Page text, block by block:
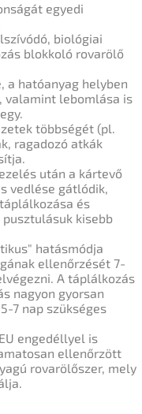
egyedi
biológiai
blokkoló rovarölő
a hatóanyag helyben
valamint lebomlása is
többségét (pl.
ragadozó atkák
után a kártevő
vedlése gátlódik,
és
kisebb
hatásmódja
ellenőrzését 7-
A táplálkozás
nagyon gyorsan
7 nap szükséges
engedéllyel is
ellenőrzött
rovarölőszer, mely